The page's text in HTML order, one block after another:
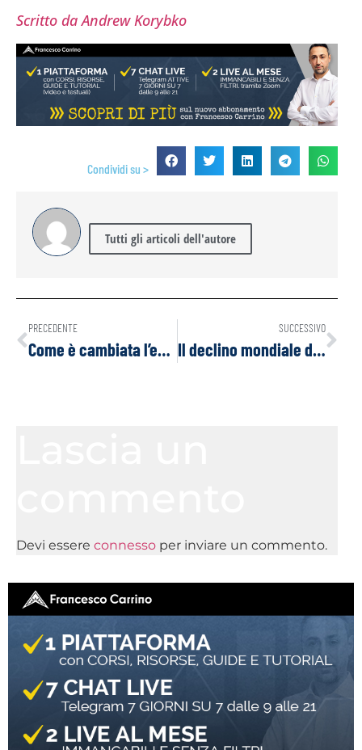
Scritto da Andrew Korybko
Condividi su >
Tutti gli articoli dell'autore
PRECEDENTE
Come è cambiata l’economia: non ci sono più occasioni da nessuna parte
SUCCESSIVO
Il declino mondiale della libertà
Devi essere connesso per inviare un commento.